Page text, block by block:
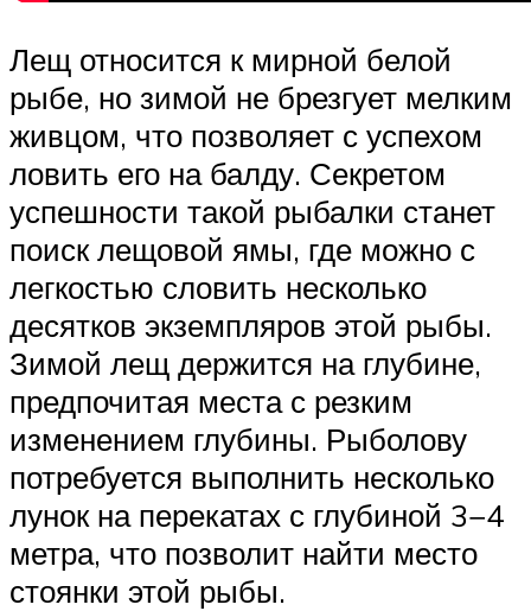
Лещ относится к мирной белой
рыбе, но зимой не брезгует мелким
живцом, что позволяет с успехом
ловить его на балду. Секретом
успешности такой рыбалки станет
поиск лещовой ямы, где можно с
легкостью словить несколько
десятков экземпляров этой рыбы.
Зимой лещ держится на глубине,
предпочитая места с резким
изменением глубины. Рыболову
потребуется выполнить несколько
лунок на перекатах с глубиной 3−4
метра, что позволит найти место
стоянки этой рыбы.